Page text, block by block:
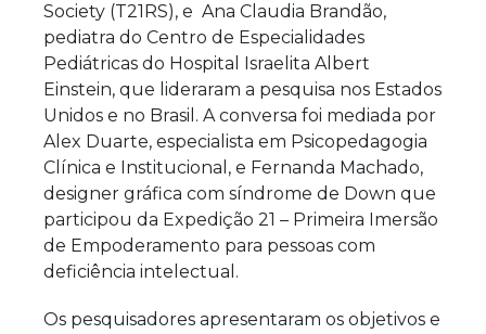
Society (T21RS), e Ana Claudia Brandão,
pediatra do Centro de Especialidades
Pediátricas do Hospital Israelita Albert
Einstein, que lideraram a pesquisa nos Estados
Unidos e no Brasil. A conversa foi mediada por
Alex Duarte, especialista em Psicopedagogia
Clínica e Institucional, e Fernanda Machado,
designer gráfica com síndrome de Down que
participou da Expedição 21 – Primeira Imersão
de Empoderamento para pessoas com
deficiência intelectual.
Os pesquisadores apresentaram os objetivos e